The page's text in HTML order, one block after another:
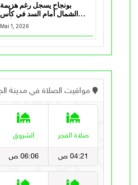
بونجاح يسجل رغم هزيمة
الشمال أمام السد في كأس
الأمير
Mai 1, 2026